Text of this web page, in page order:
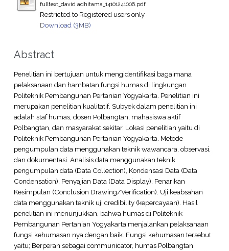
fulltext_david adhitama_14101241006.pdf
Restricted to Registered users only
Download (3MB)
Abstract
Penelitian ini bertujuan untuk mengidentifikasi bagaimana
pelaksanaan dan hambatan fungsi humas di lingkungan
Politeknik Pembangunan Pertanian Yogyakarta. Penelitian ini
merupakan penelitian kualitatif. Subyek dalam penelitian ini
adalah staf humas, dosen Polbangtan, mahasiswa aktif
Polbangtan, dan masyarakat sekitar. Lokasi penelitian yaitu di
Politeknik Pembangunan Pertanian Yogyakarta. Metode
pengumpulan data menggunakan teknik wawancara, observasi,
dan dokumentasi. Analisis data menggunakan teknik
pengumpulan data (Data Collection), Kondensasi Data (Data
Condensation), Penyajian Data (Data Display), Penarikan
Kesimpulan (Conclusion Drawing/Verification). Uji keabsahan
data menggunakan teknik uji credibility (kepercayaan). Hasil
penelitian ini menunjukkan, bahwa humas di Politeknik
Pembangunan Pertanian Yogyakarta menjalankan pelaksanaan
fungsi kehumasan nya dengan baik. Fungsi kehumasan tersebut
yaitu; Berperan sebagai communicator, humas Polbangtan